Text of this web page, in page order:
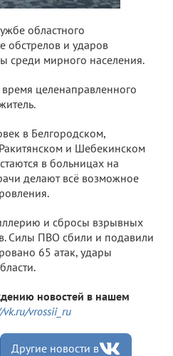
областного
обстрелов и ударов
среди мирного населения.
целенаправленного
в Белгородском,
и Шебекинском
в больницах на
делают всё возможное
и сбросы взрывных
Силы ПВО сбили и подавили
65 атак, удары
новостей в нашем
vrossii_ru
Другие новости в